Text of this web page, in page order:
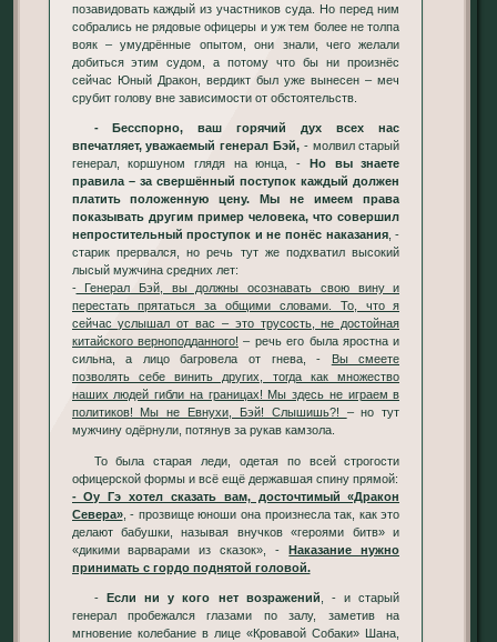
позавидовать каждый из участников суда. Но перед ним
собрались не рядовые офицеры и уж тем более не толпа
вояк – умудрённые опытом, они знали, чего желали
добиться этим судом, а потому что бы ни произнёс
сейчас Юный Дракон, вердикт был уже вынесен – меч
срубит голову вне зависимости от обстоятельств.
- Бесспорно, ваш горячий дух всех нас
впечатляет, уважаемый генерал Бэй,- молвил старый
генерал, коршуном глядя на юнца, -
Но вы знаете
правила – за свершённый поступок каждый должен
платить положенную цену. Мы не имеем права
показывать другим пример человека, что совершил
непростительный проступок и не понёс наказания, -
старик прервался, но речь тут же подхватил высокий
лысый мужчина средних лет:
-Генерал Бэй, вы должны осознавать свою вину и
перестать прятаться за общими словами. То, что я
сейчас услышал от вас – это трусость, не достойная
китайского верноподданного! – речь его была яростна и
сильна, а лицо багровела от гнева, -
Вы смеете
позволять себе винить других, тогда как множество
наших людей гибли на границах! Мы здесь не играем в
политиков! Мы не Евнухи, Бэй! Слышишь?! – но тут
мужчину одёрнули, потянув за рукав камзола.
То была старая леди, одетая по всей строгости
офицерской формы и всё ещё державшая спину прямой:
- Оу Гэ хотел сказать вам, досточтимый «Дракон
Севера», - прозвище юноши она произнесла так, как это
делают бабушки, называя внучков «героями битв» и
«дикими варварами из сказок», -Наказание нужно
принимать с гордо поднятой головой.
-Если ни у кого нет возражений , - и старый
генерал пробежался глазами по залу, заметив на
мгновение колебание в лице «Кровавой Собаки» Шана,